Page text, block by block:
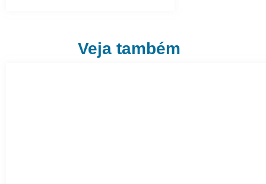
Veja também